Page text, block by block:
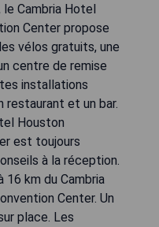
Cambria Hotel
Center propose
vélos gratuits, une
centre de remise
installations
restaurant et un bar.
Houston
est toujours
à la réception.
16 km du Cambria
Center. Un
place. Les